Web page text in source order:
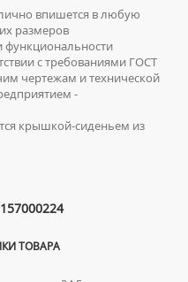
впишется в любую
размеров
функциональности
с требованиями ГОСТ
чертежам и технической
-
крышкой-сиденьем из
ТОВАРА
РУК
МАШИНАМИ